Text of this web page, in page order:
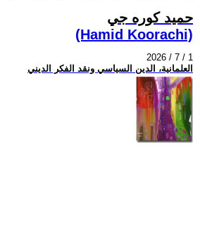
حميد كوره جي
(Hamid Koorachi)
2026 / 7 / 1
العلمانية، الدين السياسي ونقد الفكر الديني